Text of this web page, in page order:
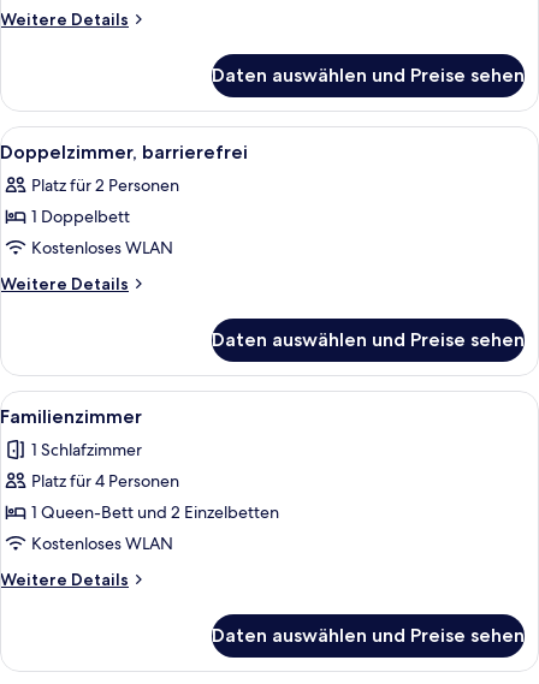
Weitere Details
Weitere
Daten auswählen und Preise sehen
Alle
Fotos
für
Doppelzimmer,
barrierefrei
anzeigen
Schreibtisch, Bügeleisen/Bügelbrett,
2
Doppelzimmer, barrierefrei
Platz für 2 Personen
1 Doppelbett
Kostenloses WLAN
Weitere Details
Weitere
barrierefrei
Daten auswählen und Preise sehen
Alle
Fotos
für
Familienzimmer
anzeigen
Ein Stapel weißer Handtücher auf
1
Familienzimmer
1 Schlafzimmer
Platz für 4 Personen
1 Queen-Bett und 2 Einzelbetten
Kostenloses WLAN
Weitere Details
Weitere
Daten auswählen und Preise sehen